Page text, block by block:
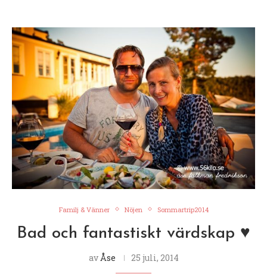
Familj & Vänner Nöjen Sommartrip2014
Bad och fantastiskt värdskap ♥︎
av Åse 25 juli, 2014